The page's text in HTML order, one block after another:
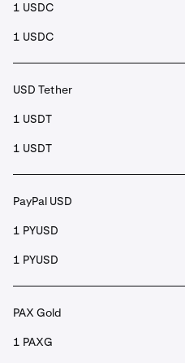
1 USDC
1 USDC
USD Tether
1 USDT
1 USDT
PayPal USD
1 PYUSD
1 PYUSD
PAX Gold
1 PAXG